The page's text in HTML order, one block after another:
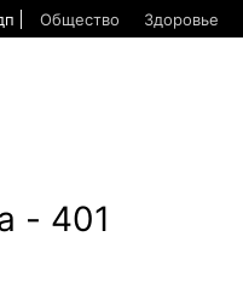
Общество Здоровье
- 401